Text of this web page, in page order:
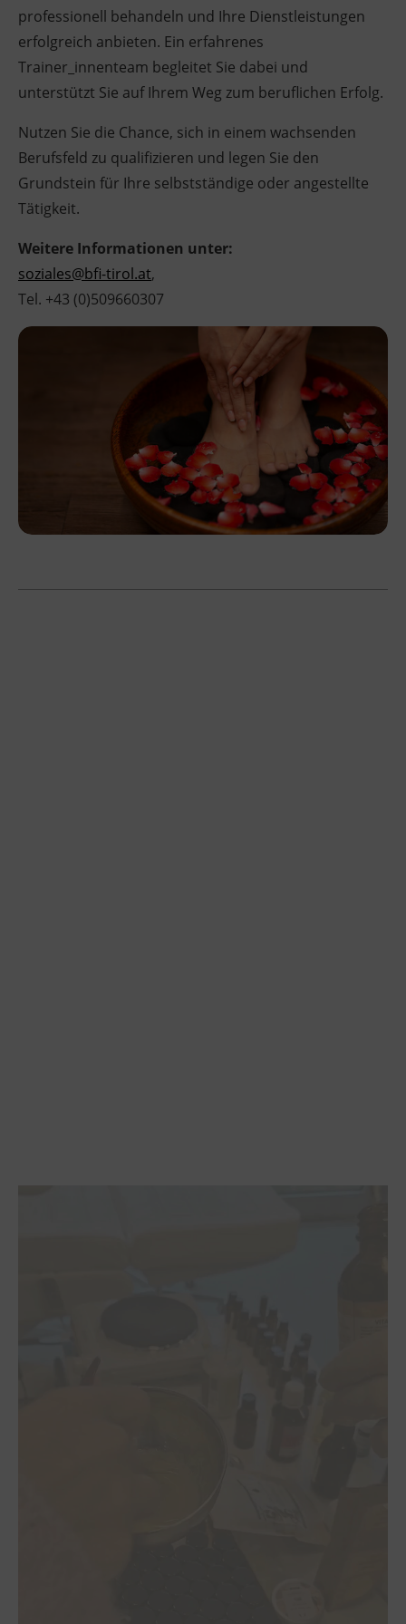
Ingenieurzertifizierung
BFI Reutte
BFI Schwaz
professionell behandeln und Ihre Dienstleistungen
erfolgreich anbieten. Ein erfahrenes
Trainer_innenteam begleitet Sie dabei und
unterstützt Sie auf Ihrem Weg zum beruflichen Erfolg.
Nutzen Sie die Chance, sich in einem wachsenden
Berufsfeld zu qualifizieren und legen Sie den
Grundstein für Ihre selbstständige oder angestellte
Tätigkeit.
Weitere Informationen unter:
soziales@bfi-tirol.at,
Tel. +43 (0)509660307